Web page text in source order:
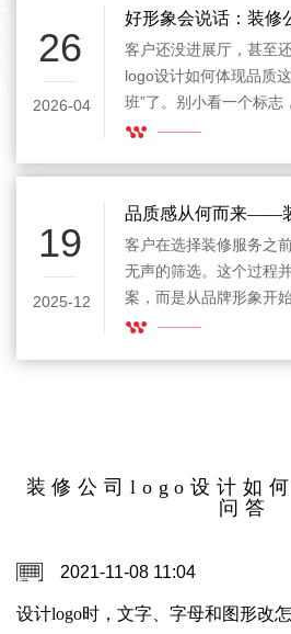
26
2026-04
客户还没进展厅，甚至
logo设计如何体现品质
班”了。别小看一个标
担当：设计得稳重，客
好吗？”所以，logo不是
子、配个公司名就完事
感、审美感和可信度递
19
2025-12
客户在选择装修服务之
无声的筛选。这个过程
案，而是从品牌形象开
上页面中出现的标志，
装修公司logo设计如
问答
2021-11-08 11:04